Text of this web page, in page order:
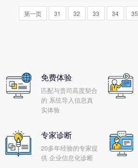
已实现华体会手机网页版_华体
会（中国） 全覆盖。
第一页 31 32 33 34 35
免费体验
匹配与贵司高度契合
的 系统导入信息真
实体验
专家诊断
20多年经验的专家提
供 企业信息化诊断